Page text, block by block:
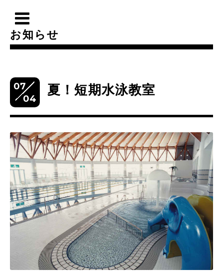
お知らせ
07
04
夏！短期水泳教室